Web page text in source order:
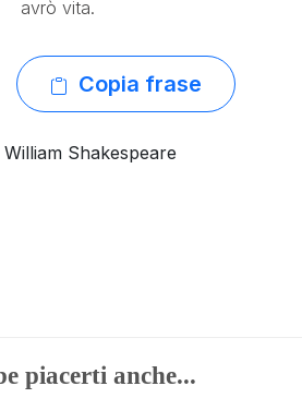
avrò vita.
Copia frase
William Shakespeare
piacerti anche...